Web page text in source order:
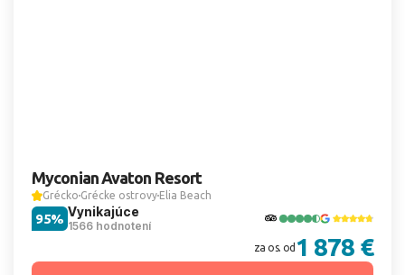
Myconian Avaton Resort
Grécko Grécke ostrovy Elia Beach
Vynikajúce
1566 hodnotení
95%
za os. od 1 878 €